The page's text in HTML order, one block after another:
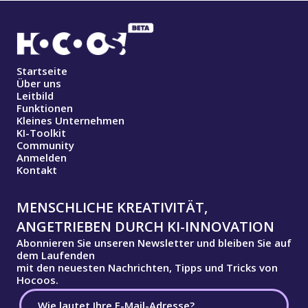
Startseite
Über uns
Leitbild
Funktionen
Kleines Unternehmen
KI-Toolkit
Community
Anmelden
Kontakt
MENSCHLICHE KREATIVITÄT,
ANGETRIEBEN DURCH KI-INNOVATION
Abonnieren Sie unseren Newsletter und bleiben Sie auf
dem Laufenden
mit den neuesten Nachrichten, Tipps und Tricks von
Hocoos.